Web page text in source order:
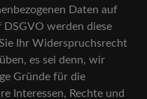
Daten auf
werden diese
Ihr Widerspruchsrecht
es sei denn, wir
Gründe für die
Interessen, Rechte und